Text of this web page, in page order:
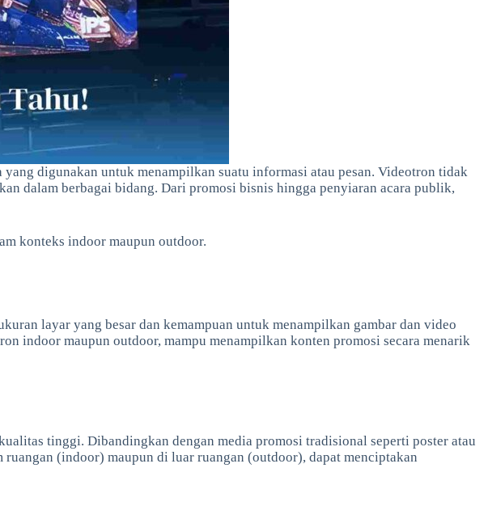
yang digunakan untuk menampilkan suatu informasi atau pesan. Videotron tidak
dalam berbagai bidang. Dari promosi bisnis hingga penyiaran acara publik,
konteks indoor maupun outdoor.
layar yang besar dan kemampuan untuk menampilkan gambar dan video
indoor maupun outdoor, mampu menampilkan konten promosi secara menarik
tinggi. Dibandingkan dengan media promosi tradisional seperti poster atau
(indoor) maupun di luar ruangan (outdoor), dapat menciptakan